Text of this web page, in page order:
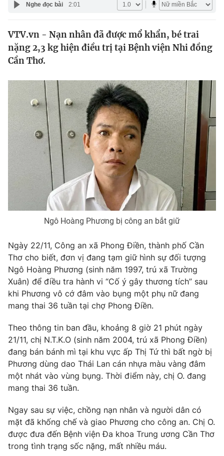
Thế giới
Thế giới đó đây
Câu chuyện quốc tế
Kinh tế
Tài chính
Thị trường
Góc doanh nghiệp
Dữ liệu và đời sống
Truyền hình
Phim VTV
Hậu trường
Giải sao mai
Âm nhạc
Chất lượng cuộc sống
Giáo dục
Tuyển sinh
Học trực tuyến
Công nghệ
Hitech Công nghệ tương lai
Sản phẩm
Tư vấn
Giao lưu trực tuyến
Lịch phát sóng
Chuyên mục khác
Emagazine Podcast
Video Shorts video
Giáo dục
Nghe đọc bài 2:01
VTV.vn - Nạn nhân đã được mổ khẩn, bé trai
nặng 2,3 kg hiện điều trị tại Bệnh viện Nhi đồng
Cần Thơ.
Ngô Hoàng Phương bị công an bắt giữ
Ngày 22/11, Công an xã Phong Điền, thành phố Cần
Thơ cho biết, đơn vị đang tạm giữ hình sự đối tượng
Ngô Hoàng Phương (sinh năm 1997, trú xã Trường
Xuân) để điều tra hành vi “Cố ý gây thương tích” sau
khi Phương vô cớ đâm vào bụng một phụ nữ đang
mang thai 36 tuần tại chợ Phong Điền.
Theo thông tin ban đầu, khoảng 8 giờ 21 phút ngày
21/11, chị N.T.K.O (sinh năm 2004, trú xã Phong Điền)
đang bán bánh mì tại khu vực ấp Thị Tứ thì bất ngờ bị
Phương dùng dao Thái Lan cán nhựa màu vàng đâm
một nhát vào vùng bụng. Thời điểm này, chị O. đang
mang thai 36 tuần.
Ngay sau sự việc, chồng nạn nhân và người dân có
mặt đã khống chế và giao Phương cho công an. Chị O.
được đưa đến Bệnh viện Đa khoa Trung ương Cần Thơ
trong tình trạng sốc nặng, mất nhiều máu.